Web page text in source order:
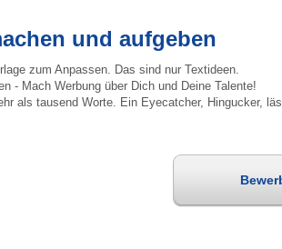
und aufgeben
zum Anpassen. Das sind nur Textideen.
- Mach Werbung über Dich und Deine Talente!
als tausend Worte. Ein Eyecatcher, Hingucker,